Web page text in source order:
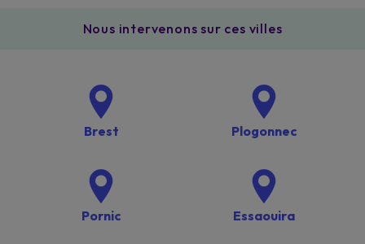
Nous intervenons sur ces villes
Brest Plogonnec
Pornic Essaouira